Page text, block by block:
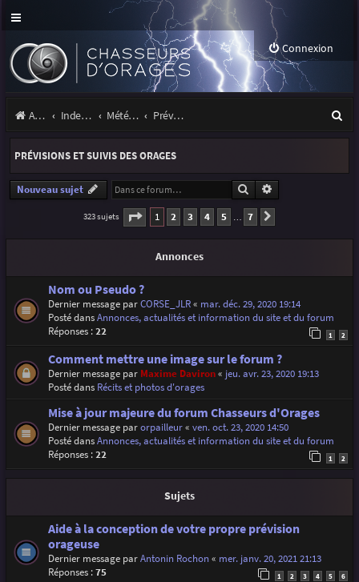
Connexion
Accueil Index du forum Météo et climatologie des orages Prévisions et suivis des orages
e
r
PRÉVISIONS ET SUIVIS DES ORAGES
Nouveau sujet Rechercher
323 sujets Page 1sur
1 2 3 4 5 … 7
Annonces
Nom ou Pseudo ?
Dernier message parCORSE_JLR« mar. déc. 29, 2020 19:14
Posté dansAnnonces, actualités et information du site et du forum
Réponses :22 1 2
Comment mettre une image sur le forum ?
Dernier message par Maxime Daviron« jeu. avr. 23, 2020 19:13
Posté dans Récits et photos d'orages
Mise à jour majeure du forum Chasseurs d'Orages
Dernier message parorpailleur« ven. oct. 23, 2020 14:50
Posté dansAnnonces, actualités et information du site et du forum
Réponses :22 1 2
Sujets
Aide à la conception de votre propre prévision
orageuse
Dernier message parAntonin Rochon« mer. janv. 20, 2021 21:13
Réponses :75 1 2 3 4 5 6